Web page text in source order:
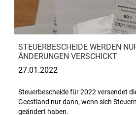
STEUERBESCHEIDE WERDEN
ÄNDERUNGEN VERSCHICKT
27.01.2022
Steuerbescheide für 2022 versendet
Geestland nur dann, wenn sich
geändert haben.